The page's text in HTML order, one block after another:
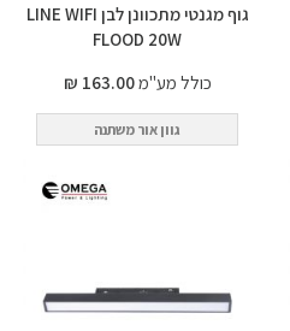
גוף מגנטי מתכוונן לבן LINE WIFI
FLOOD 20W
כולל מע"מ163.00 ₪
גוון אור משתנה